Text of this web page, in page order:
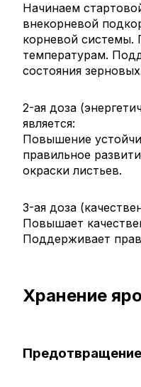
Начинаем
внекорневой
корневой системы.
температурам.
состояния
2-ая доза
является:
Повышение
правильное
окраски листьев.
3-ая доза
Повышает
Поддерживает
Хранение